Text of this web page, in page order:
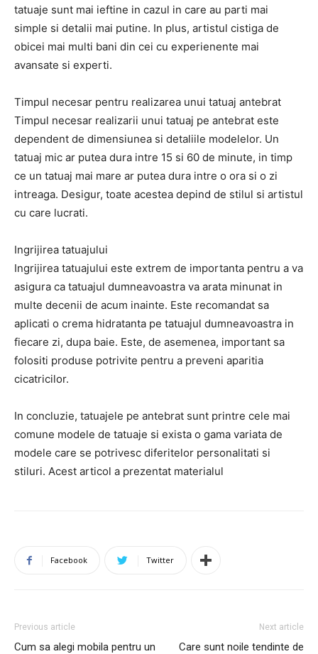
tatuaje sunt mai ieftine in cazul in care au parti mai
simple si detalii mai putine. In plus, artistul cistiga de
obicei mai multi bani din cei cu experienente mai
avansate si experti.
Timpul necesar pentru realizarea unui tatuaj antebrat
Timpul necesar realizarii unui tatuaj pe antebrat este
dependent de dimensiunea si detaliile modelelor. Un
tatuaj mic ar putea dura intre 15 si 60 de minute, in timp
ce un tatuaj mai mare ar putea dura intre o ora si o zi
intreaga. Desigur, toate acestea depind de stilul si artistul
cu care lucrati.
Ingrijirea tatuajului
Ingrijirea tatuajului este extrem de importanta pentru a va
asigura ca tatuajul dumneavoastra va arata minunat in
multe decenii de acum inainte. Este recomandat sa
aplicati o crema hidratanta pe tatuajul dumneavoastra in
fiecare zi, dupa baie. Este, de asemenea, important sa
folositi produse potrivite pentru a preveni aparitia
cicatricilor.
In concluzie, tatuajele pe antebrat sunt printre cele mai
comune modele de tatuaje si exista o gama variata de
modele care se potrivesc diferitelor personalitati si
stiluri. Acest articol a prezentat materialul
Facebook Twitter
Previous article
Cum sa alegi mobila pentru un
Next article
Care sunt noile tendinte de